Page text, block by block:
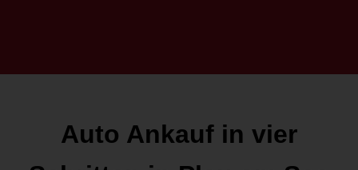
Auto Ankauf in vier